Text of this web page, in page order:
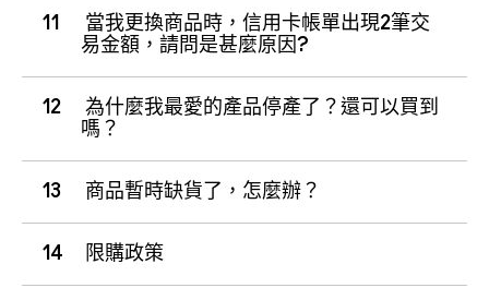
11
當我更換商品時，信用卡帳單出現2筆交
易金額，請問是甚麼原因?
12
為什麼我最愛的產品停產了？還可以買到
嗎？
13 商品暫時缺貨了，怎麼辦？
14 限購政策